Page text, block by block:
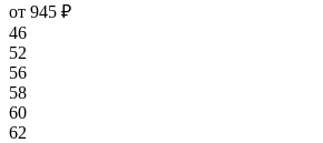
от 945 ₽
46
52
56
58
60
62